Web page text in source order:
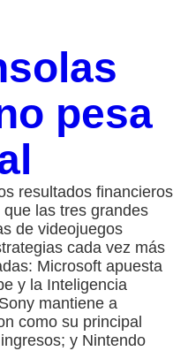
pesa
resultados financieros
que las tres grandes
de videojuegos
cada vez más
Microsoft apuesta
y la Inteligencia
mantiene a
como su principal
y Nintendo